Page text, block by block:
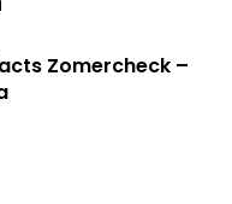
Zomercheck –